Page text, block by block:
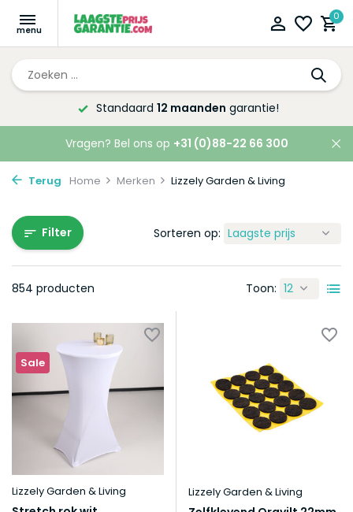
0
garantie! Altijd de laagste
Vragen? Bel ons op +31 (0)88-22 66 300
Terug Home Merken Lizzely Garden & Living
Filter
854 producten Toon:
Sorteren op:
Sale
Lizzely Garden & Living Lizzely Garden & Living